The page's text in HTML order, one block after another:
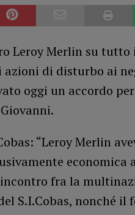
Leroy Merlin su
di disturbo ai
oggi un accordo
“Leroy Merlin
economica
fra la
S.I.Cobas, nonché il